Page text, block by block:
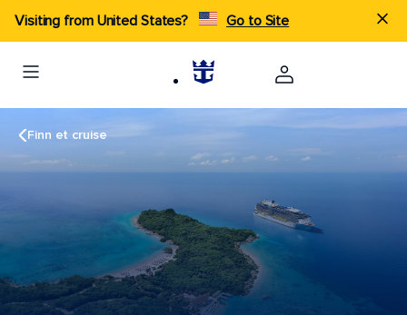
Visiting from United States? Go to Site
Finn et cruise